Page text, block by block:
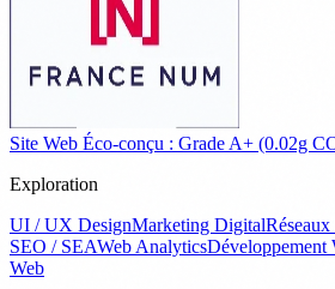
Site Web Éco-conçu : Grade A+ (0.02g
Exploration
UI / UX DesignMarketing Digital
SEO / SEAWeb AnalyticsDéveloppement
Web